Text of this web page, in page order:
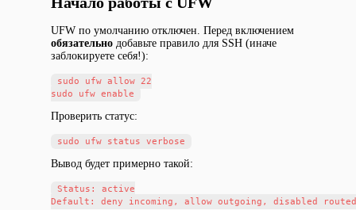
UFW по умолчанию отключен. Перед включением
обязательно добавьте правило для SSH (иначе
заблокируете себя!):
sudo ufw allow 22
Проверить статус:
Вывод будет примерно такой:
Status: active